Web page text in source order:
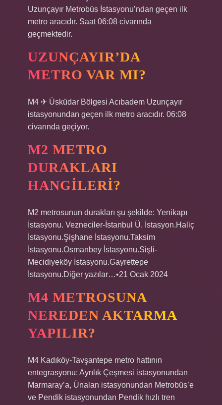
Uzunçayır Metrobüs İstasyonu’ndan geçen ilk
metro aracıdır. Saat 06:08 civarında
geçmektedir.
UZUNÇAYIR’DA
METRO VAR MI?
M4 ✈ Üsküdar Bölgesi Acıbadem Uzunçayır
istasyonundan geçen ilk metro aracıdır. 06:08
civarında geçiyor.
M2 METRO
DURAKLARI
HANGILERI?
M2 metrosunun durakları şu şekilde: Yenikapı
İstasyonu. Vezneciler-İstanbul Ü. İstasyon.Haliç
İstasyonu.Şişhane İstasyonu.Taksim
İstasyonu.Osmanbey İstasyonu.Sişli-
Mecidiyeköy İstasyonu.Gayrettepe
İstasyonu.Diğer yazılar…•21 Ocak 2024
M4 METROSUNA
NEREDEN AKTARMA
YAPILIR?
M4 Kadıköy-Tavşantepe metro hattının
entegrasyonu: Ayrılık Çeşmesi istasyonundan
Marmaray’a, Ünalan istasyonundan Metrobüs’e
ve Pendik istasyonundan Pendik hızlı tren